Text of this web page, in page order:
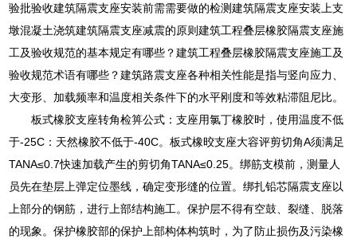
验批验收建筑隔震支座安装前需需要做的检测建筑隔震支座安装上支
墩混凝土浇筑建筑隔震支座减震的原则建筑工程叠层橡胶隔震支座施
工及验收规范的基本规定有哪些？建筑工程叠层橡胶隔震支座施工及
验收规范术语有哪些？建筑路震支座各种相关性能是指与竖向应力、
大变形、加载频率和温度相关条件下的水平刚度和等效粘滞阻尼比。
板式橡胶支座转角检箅公式：支座用氯丁橡胶时，使用温度不低
于-25C：天然橡胶不低于-40C。板式橡晈支座大容评剪切角A须满足
TANA≤0.7快速加载产生的剪切角TANA≤0.25。绑筋支模前，测量人
员先在垫层上弹定位墨线，确定变形缝的位置。绑扎铅芯隔震支座以
上部分的钢筋，进行上部结构施工。保护层不得有空鼓、裂缝、脱落
的现象。保护橡胶部的保护上部构体构筑时，为了防止损伤及污染橡